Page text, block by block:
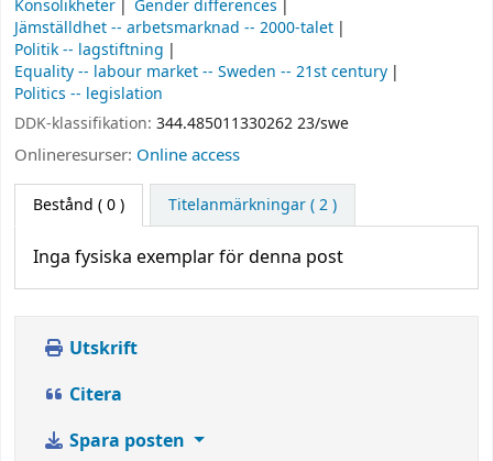
Könsolikheter
Gender differences
Jämställdhet -- arbetsmarknad -- 2000-talet
Politik -- lagstiftning
Equality -- labour market -- Sweden -- 21st century
Politics -- legislation
DDK-klassifikation: 344.485011330262 23/swe
Onlineresurser: Online access
Bestånd ( 0 ) Titelanmärkningar ( 2 )
Inga fysiska exemplar för denna post
Utskrift
Citera
Spara posten